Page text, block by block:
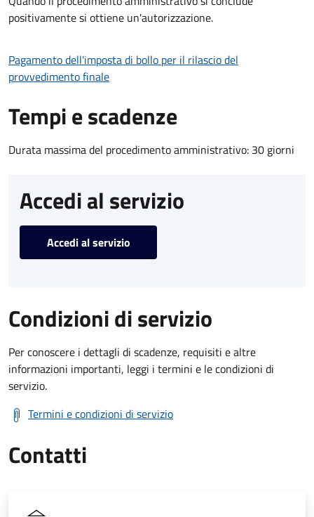
positivamente si ottiene un'autorizzazione.
Pagamento dell'imposta di bollo per il rilascio del
provvedimento finale
Tempi e scadenze
Durata massima del procedimento amministrativo: 30 giorni
Accedi al servizio
Accedi al servizio
Condizioni di servizio
Per conoscere i dettagli di scadenze, requisiti e altre
informazioni importanti, leggi i termini e le condizioni di
servizio.
Termini e condizioni di servizio
Contatti